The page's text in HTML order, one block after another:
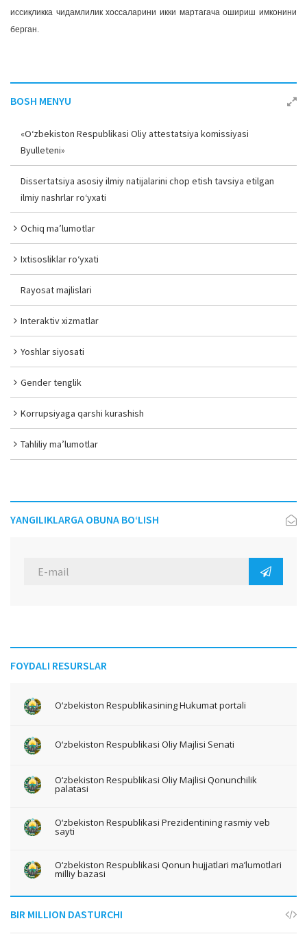
иссиқликка чидамлилик хоссаларини икки мартагача ошириш имконини
берган.
BOSH MENYU
«O‘zbekiston Respublikasi Oliy attestatsiya komissiyasi
Byulleteni»
Dissertatsiya asosiy ilmiy natijalarini chop etish tavsiya etilgan
ilmiy nashrlar ro‘yxati
Ochiq ma’lumotlar
Ixtisosliklar ro‘yxati
Rayosat majlislari
Interaktiv xizmatlar
Yoshlar siyosati
Gender tenglik
Korrupsiyaga qarshi kurashish
Tahliliy ma’lumotlar
YANGILIKLARGA OBUNA BO‘LISH
FOYDALI RESURSLAR
O‘zbekiston Respublikasining Hukumat portali
O‘zbekiston Respublikasi Oliy Majlisi Senati
O‘zbekiston Respublikasi Oliy Majlisi Qonunchilik
palatasi
O‘zbekiston Respublikasi Prezidentining rasmiy veb
sayti
O‘zbekiston Respublikasi Qonun hujjatlari ma’lumotlari
milliy bazasi
BIR MILLION DASTURCHI